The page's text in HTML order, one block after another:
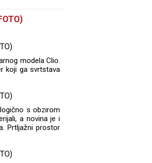
modela Clio.
koji ga svrtstava
s obzirom
a novina je i
Prtljažni prostor